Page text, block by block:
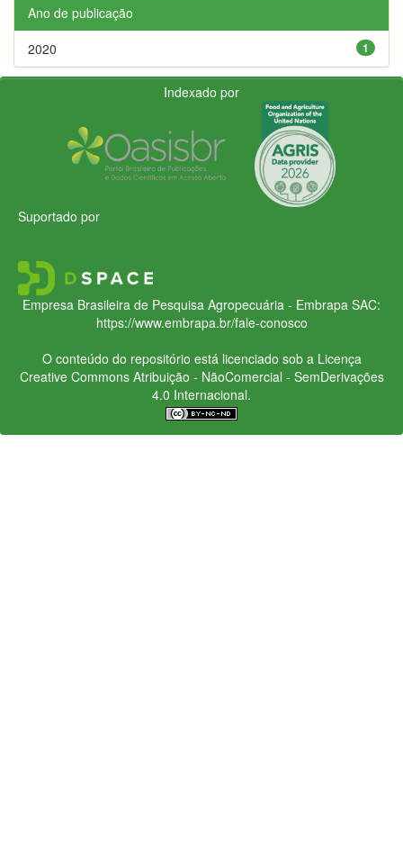
Ano de publicação
1
2020
Indexado por
Suportado por
Empresa Brasileira de Pesquisa Agropecuária - Embrapa SAC:
https://www.embrapa.br/fale-conosco
O conteúdo do repositório está licenciado sob a Licença
Creative CommonsAtribuição - NãoComercial - SemDerivações
4.0 Internacional.